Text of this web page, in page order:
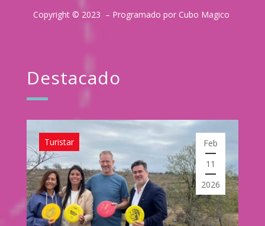
Copyright © 2023 – Programado por Cubo Magico
Destacado
Turistar
Feb
11
2026